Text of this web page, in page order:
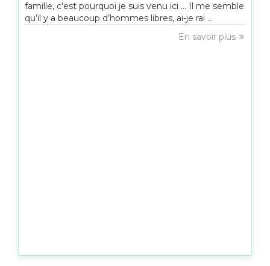
famille, c’est pourquoi je suis venu ici … Il me semble
qu’il y a beaucoup d’hommes libres, ai-je rai ...
En savoir plus